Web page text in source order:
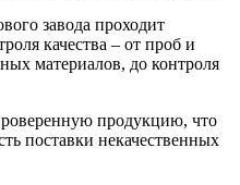
завода проходит
качества – от проб и
материалов, до контроля
продукцию, что
поставки некачественных